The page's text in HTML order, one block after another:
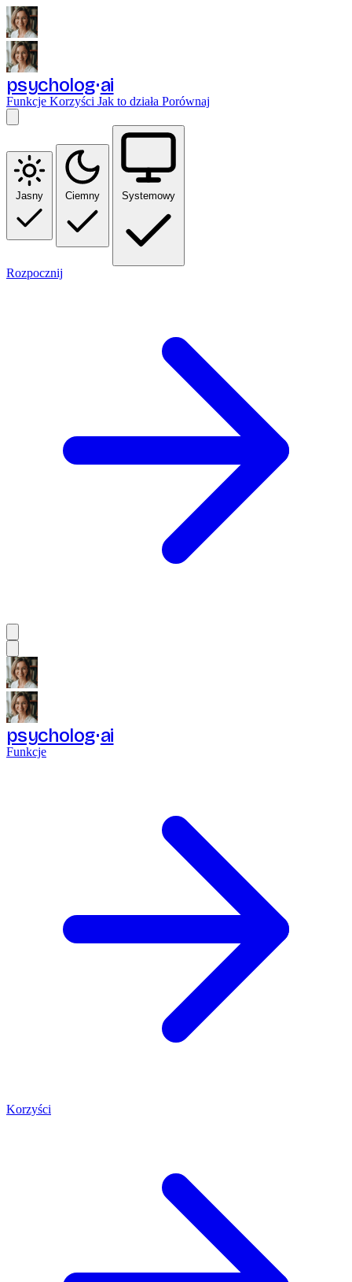
psycholog ai
Funkcje Korzyści Jak to działa Porównaj
Jasny Ciemny Systemowy
Rozpocznij
psycholog ai
Funkcje
Korzyści